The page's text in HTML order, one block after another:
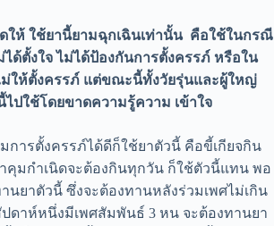
ให้ ใช้ยานี้ยามฉุกเฉินเท่านั้น คือใช้ในกรณี
ด้ตั้งใจ ไม่ได้ป้องกันการตั้งครรภ์ หรือใน
ให้ตั้งครรภ์ แต่ขณะนี้ทั้งวัยรุ่นและผู้ใหญ่
ปใช้โดยขาดความรู้ความ เข้าใจ
การตั้งครรภ์ได้ดีก็ใช้ยาตัวนี้ คือขี้เกียจกิน
าคุมกำเนิดจะต้องกินทุกวัน ก็ใช้ตัวนี้แทน พอ
นยาตัวนี้ ซึ่งจะต้องทานหลังร่วมเพศไม่เกิน
ปดาห์หนึ่งมีเพศสัมพันธ์ 3 หน จะต้องทานยา